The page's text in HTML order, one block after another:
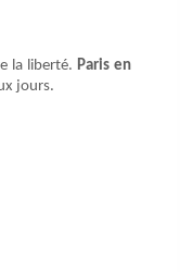
la liberté. Paris en
jours.